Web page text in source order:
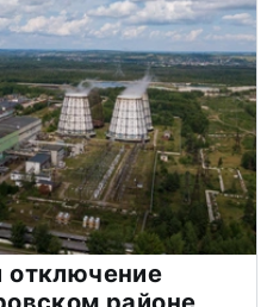
отключение